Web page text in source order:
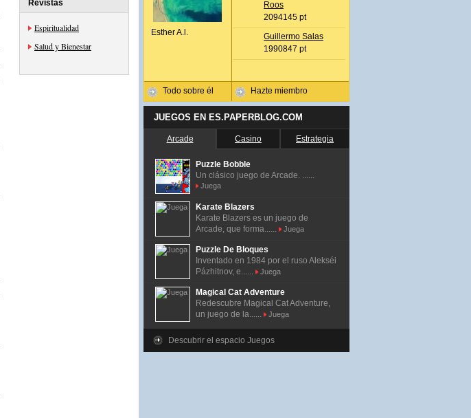
Revistas
Espiritualidad
Salud y Bienestar
Esther A.l.
Todo sobre él
Roos
2094145 pt
Guillermo Salas
1990847 pt
Hazte miembro
JUEGOS EN ES.PAPERBLOG.COM
Arcade Casino Estrategia
Puzzle Bobble
Un clásico juego de Arcade. ......
Juega
Karate Blazers
Karate Blazers es un juego de
Arcade, que forma......
Juega
Puzzle De Bloques
Inventado en 1984 por el ruso Alekséi
Pázhitnov, e......
Juega
Magical Cat Adventure
Redescubre Magical Cat Adventure,
un juego de la......
Juega
Descubrir el espacio Juegos